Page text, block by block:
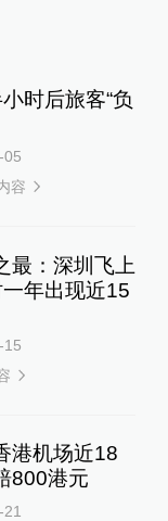
时后旅客“负
05
容
最：深圳飞上
年出现近15
15
港机场近18
800港元